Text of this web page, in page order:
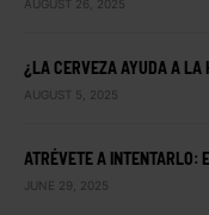
AUGUST 26, 2025
¿LA CERVEZA AYUDA A LA
AUGUST 5, 2025
ATRÉVETE A INTENTARLO:
JUNE 29, 2025